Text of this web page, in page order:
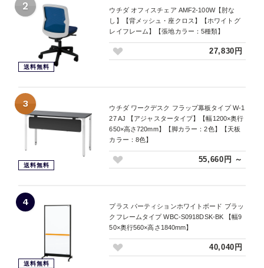
2
送料無料
ウチダ オフィスチェア AMF2-100W【肘な
し】【背メッシュ・座クロス】【ホワイトグ
レイフレーム】【張地カラー：5種類】
27,830円
3
送料無料
ウチダ ワークデスク フラップ幕板タイプ W-1
27 AJ 【アジャスタータイプ】【幅1200×奥行
650×高さ720mm】【脚カラー：2色】【天板
カラー：8色】
55,660円 ～
4
送料無料
プラス パーティションホワイトボード ブラッ
クフレームタイプ WBC-S0918DSK-BK 【幅9
50×奥行560×高さ1840mm】
40,040円